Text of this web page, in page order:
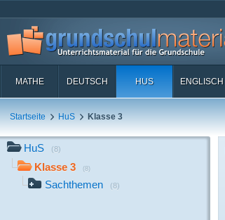
MATHE DEUTSCH HUS ENGLISCH
Startseite HuS Klasse 3
HuS (8)
Klasse 3 (8)
Sachthemen (8)